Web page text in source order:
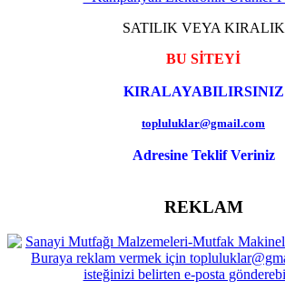
SATILIK VEYA KIRALIK
BU SİTEYİ
KIRALAYABILIRSINIZ
topluluklar@gmail.com
Adresine Teklif Veriniz
REKLAM